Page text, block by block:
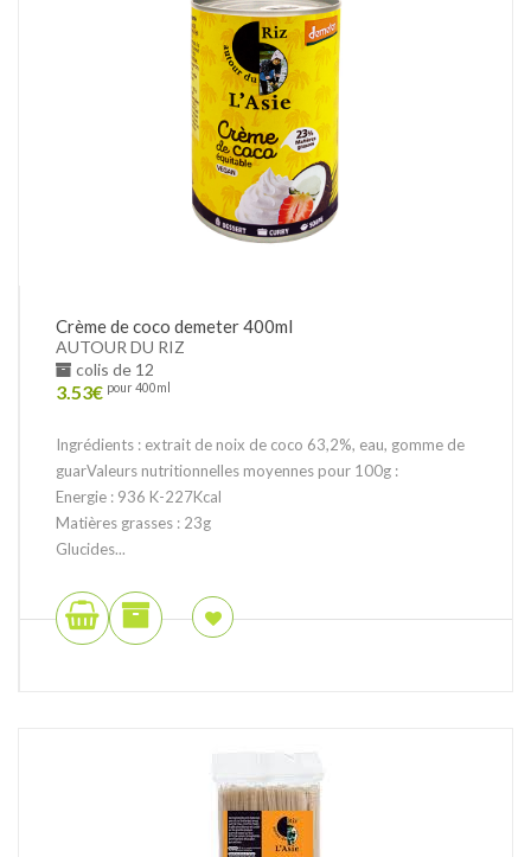
Crème de coco demeter 400ml
AUTOUR DU RIZ
colis de 12
3.53€ pour 400ml
Ingrédients : extrait de noix de coco 63,2%, eau, gomme de
guarValeurs nutritionnelles moyennes pour 100g :
Energie : 936 K-227Kcal
Matières grasses : 23g
Glucides...